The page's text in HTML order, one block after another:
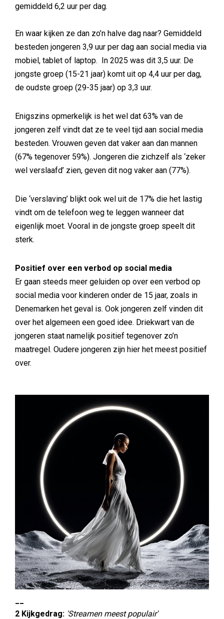
gemiddeld 6,2 uur per dag.
En waar kijken ze dan zo’n halve dag naar? Gemiddeld
besteden jongeren 3,9 uur per dag aan social media via
mobiel, tablet of laptop. In 2025 was dit 3,5 uur. De
jongste groep (15-21 jaar) komt uit op 4,4 uur per dag,
de oudste groep (29-35 jaar) op 3,3 uur.
Enigszins opmerkelijk is het wel dat 63% van de
jongeren zelf vindt dat ze te veel tijd aan social media
besteden. Vrouwen geven dat vaker aan dan mannen
(67% tegenover 59%). Jongeren die zichzelf als ‘zeker
wel verslaafd’ zien, geven dit nog vaker aan (77%).
Die ‘verslaving’ blijkt ook wel uit de 17% die het lastig
vindt om de telefoon weg te leggen wanneer dat
eigenlijk moet. Vooral in de jongste groep speelt dit
sterk.
Positief over een verbod op social media
Er gaan steeds meer geluiden op over een verbod op
social media voor kinderen onder de 15 jaar, zoals in
Denemarken het geval is. Ook jongeren zelf vinden dit
over het algemeen een goed idee. Driekwart van de
jongeren staat namelijk positief tegenover zo’n
maatregel. Oudere jongeren zijn hier het meest positief
over.
2 Kijkgedrag: 'Streamen meest populair'